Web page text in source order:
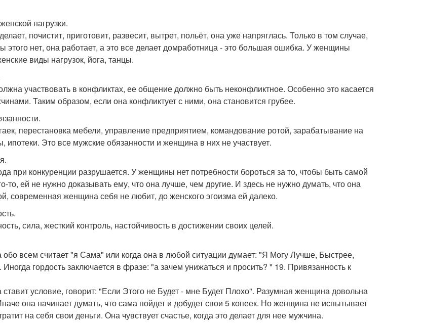
нагрузки.
почистит, приготовит, развесит, вытрет, польёт, она уже напряглась. Только в том случае,
этого нет, она работает, а это все делает домработница - это большая ошибка. У женщины
виды нагрузок, йога, танцы.
участвовать в конфликтах, ее общение должно быть неконфликтное. Особенно это касается
Таким образом, если она конфликтует с ними, она становится грубее.
перестановка мебели, управление предприятием, командование ротой, зарабатывание на
ипотеки. Это все мужские обязанности и женщина в них не участвует.
при конкуренции разрушается. У женщины нет потребности бороться за то, чтобы быть самой
то, ей не нужно доказывать ему, что она лучше, чем другие. И здесь не нужно думать, что она
современная женщина себя не любит, до женского эгоизма ей далеко.
сила, жесткий контроль, настойчивость в достижении своих целей.
всем считает "я Сама" или когда она в любой ситуации думает: "Я Могу Лучше, Быстрее,
Иногда гордость заключается в фразе: "а зачем унижаться и просить? " 19. Привязанность к
условие, говорит: "Если Этого не Будет - мне Будет Плохо". Разумная женщина довольна
она начинает думать, что сама пойдет и добудет свои 5 копеек. Но женщина не испытывает
на себя свои деньги. Она чувствует счастье, когда это делает для нее мужчина.